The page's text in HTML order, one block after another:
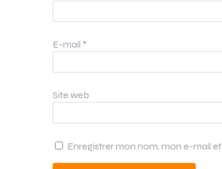
E-mail *
Site web
Enregistrer mon nom, mon e-mail